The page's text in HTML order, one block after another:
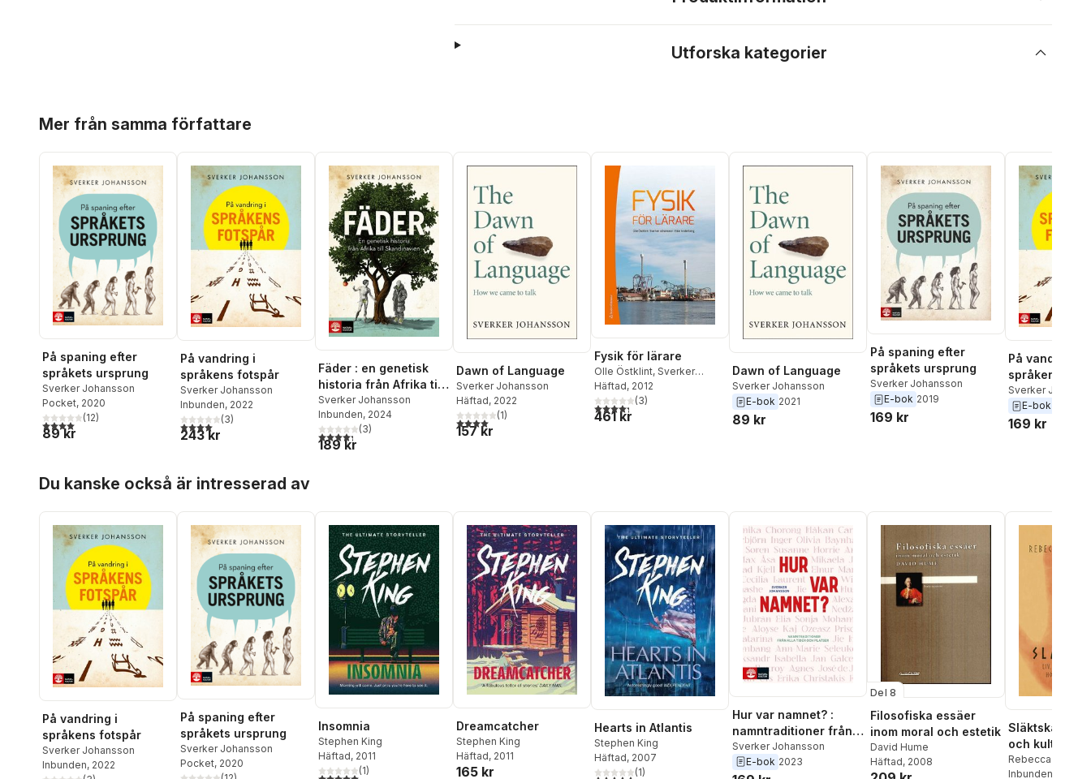
Utforska kategorier
Mer från samma författare
På spaning efter
språkets ursprung
Sverker Johansson
Pocket, 2020
4,0utav 5 stjärnor. Totalt antal röster:
(12)
89 kr
På vandring i
språkens fotspår
Sverker Johansson
Inbunden, 2022
4,0utav 5 stjärnor. Totalt antal röster:
(3)
243 kr
Fäder : en genetisk
historia från Afrika till
Skandinavien
Sverker Johansson
Inbunden, 2024
4,3utav 5 stjärnor. Totalt antal röster:
(3)
189 kr
Dawn of Language
Sverker Johansson
Häftad, 2022
4,0utav 5 stjärnor. Totalt antal röster:
(1)
157 kr
Fysik för lärare
Olle Östklint, Sverker
Johansson,Elsie
Anderberg
Häftad, 2012
4,3utav 5 stjärnor. Totalt antal röster:
(3)
461 kr
Dawn of Language
Sverker Johansson
E-bok 2021
89 kr
På spaning efter
språkets ursprung
Sverker Johansson
E-bok 2019
169 kr
På vandring i
språkens
Sverker
E-bok
169 kr
Du kanske också är intresserad av
På vandring i
språkens fotspår
Sverker Johansson
Inbunden, 2022
På spaning efter
språkets ursprung
Sverker Johansson
Pocket, 2020
Insomnia
Stephen King
Häftad, 2011
(1)
Dreamcatcher
Stephen King
Häftad, 2011
165 kr
Hearts in Atlantis
Stephen King
Häftad, 2007
(1)
Hur var namnet? :
namntraditioner från
alla tider och platser
Sverker Johansson
E-bok 2023
Del 8
Filosofiska essäer
inom moral och estetik
David Hume
Häftad, 2008
Släktskap :
och kultur hos
Rebecca Wragg
Inbunden